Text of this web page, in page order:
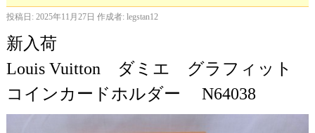
投稿日: 2025年11月27日 作成者: legstan12
新入荷
Louis Vuitton ダミエ グラフィット
コインカードホルダー N64038